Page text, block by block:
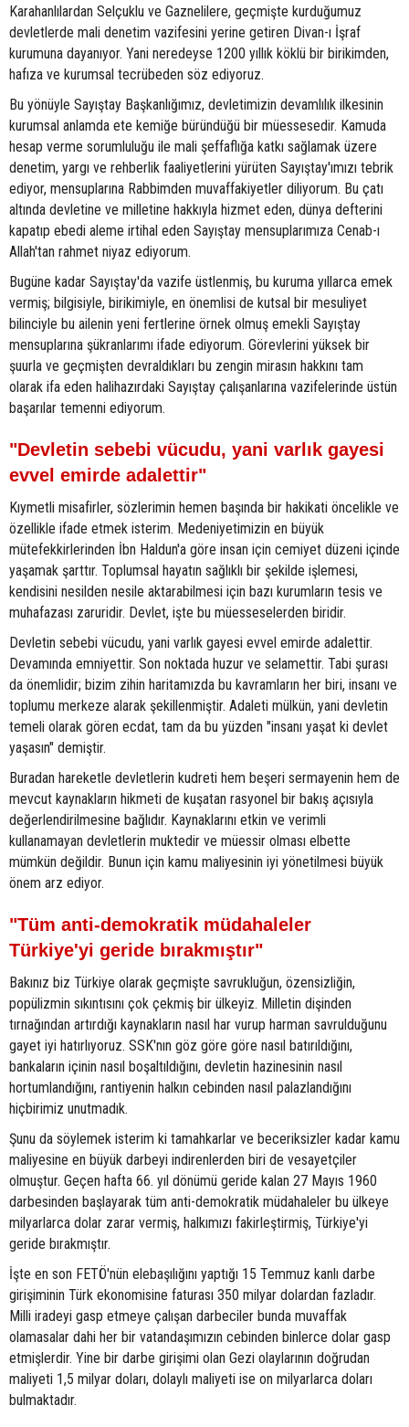
Karahanlılardan Selçuklu ve Gaznelilere, geçmişte kurduğumuz
devletlerde mali denetim vazifesini yerine getiren Divan-ı İşraf
kurumuna dayanıyor. Yani neredeyse 1200 yıllık köklü bir birikimden,
hafıza ve kurumsal tecrübeden söz ediyoruz.
Bu yönüyle Sayıştay Başkanlığımız, devletimizin devamlılık ilkesinin
kurumsal anlamda ete kemiğe büründüğü bir müessesedir. Kamuda
hesap verme sorumluluğu ile mali şeffaflığa katkı sağlamak üzere
denetim, yargı ve rehberlik faaliyetlerini yürüten Sayıştay'ımızı tebrik
ediyor, mensuplarına Rabbimden muvaffakiyetler diliyorum. Bu çatı
altında devletine ve milletine hakkıyla hizmet eden, dünya defterini
kapatıp ebedi aleme irtihal eden Sayıştay mensuplarımıza Cenab-ı
Allah'tan rahmet niyaz ediyorum.
Bugüne kadar Sayıştay'da vazife üstlenmiş, bu kuruma yıllarca emek
vermiş; bilgisiyle, birikimiyle, en önemlisi de kutsal bir mesuliyet
bilinciyle bu ailenin yeni fertlerine örnek olmuş emekli Sayıştay
mensuplarına şükranlarımı ifade ediyorum. Görevlerini yüksek bir
şuurla ve geçmişten devraldıkları bu zengin mirasın hakkını tam
olarak ifa eden halihazırdaki Sayıştay çalışanlarına vazifelerinde üstün
başarılar temenni ediyorum.
"Devletin sebebi vücudu, yani varlık gayesi
evvel emirde adalettir"
Kıymetli misafirler, sözlerimin hemen başında bir hakikati öncelikle ve
özellikle ifade etmek isterim. Medeniyetimizin en büyük
mütefekkirlerinden İbn Haldun'a göre insan için cemiyet düzeni içinde
yaşamak şarttır. Toplumsal hayatın sağlıklı bir şekilde işlemesi,
kendisini nesilden nesile aktarabilmesi için bazı kurumların tesis ve
muhafazası zaruridir. Devlet, işte bu müesseselerden biridir.
Devletin sebebi vücudu, yani varlık gayesi evvel emirde adalettir.
Devamında emniyettir. Son noktada huzur ve selamettir. Tabi şurası
da önemlidir; bizim zihin haritamızda bu kavramların her biri, insanı ve
toplumu merkeze alarak şekillenmiştir. Adaleti mülkün, yani devletin
temeli olarak gören ecdat, tam da bu yüzden "insanı yaşat ki devlet
yaşasın" demiştir.
Buradan hareketle devletlerin kudreti hem beşeri sermayenin hem de
mevcut kaynakların hikmeti de kuşatan rasyonel bir bakış açısıyla
değerlendirilmesine bağlıdır. Kaynaklarını etkin ve verimli
kullanamayan devletlerin muktedir ve müessir olması elbette
mümkün değildir. Bunun için kamu maliyesinin iyi yönetilmesi büyük
önem arz ediyor.
"Tüm anti-demokratik müdahaleler
Türkiye'yi geride bırakmıştır"
Bakınız biz Türkiye olarak geçmişte savrukluğun, özensizliğin,
popülizmin sıkıntısını çok çekmiş bir ülkeyiz. Milletin dişinden
tırnağından artırdığı kaynakların nasıl har vurup harman savrulduğunu
gayet iyi hatırlıyoruz. SSK'nın göz göre göre nasıl batırıldığını,
bankaların içinin nasıl boşaltıldığını, devletin hazinesinin nasıl
hortumlandığını, rantiyenin halkın cebinden nasıl palazlandığını
hiçbirimiz unutmadık.
Şunu da söylemek isterim ki tamahkarlar ve beceriksizler kadar kamu
maliyesine en büyük darbeyi indirenlerden biri de vesayetçiler
olmuştur. Geçen hafta 66. yıl dönümü geride kalan 27 Mayıs 1960
darbesinden başlayarak tüm anti-demokratik müdahaleler bu ülkeye
milyarlarca dolar zarar vermiş, halkımızı fakirleştirmiş, Türkiye'yi
geride bırakmıştır.
İşte en son FETÖ'nün elebaşılığını yaptığı 15 Temmuz kanlı darbe
girişiminin Türk ekonomisine faturası 350 milyar dolardan fazladır.
Milli iradeyi gasp etmeye çalışan darbeciler bunda muvaffak
olamasalar dahi her bir vatandaşımızın cebinden binlerce dolar gasp
etmişlerdir. Yine bir darbe girişimi olan Gezi olaylarının doğrudan
maliyeti 1,5 milyar doları, dolaylı maliyeti ise on milyarlarca doları
bulmaktadır.